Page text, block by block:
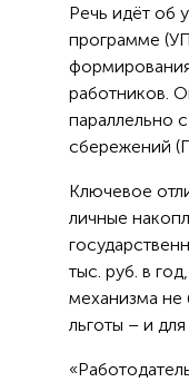
Речь идёт об
программе
работников.
параллельно
сбережений
Ключевое
личные
тыс. руб. в
механизма не
льготы – и